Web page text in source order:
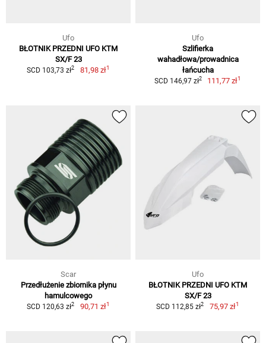
Ufo
BŁOTNIK PRZEDNI UFO KTM
SX/F 23
SCD 103,73 zł2 81,98 zł1
Ufo
Szlifierka
wahadłowa/prowadnica
łańcucha
SCD 146,97 zł2 111,77 zł1
Scar
Przedłużenie zbiornika płynu
hamulcowego
SCD 120,63 zł2 90,71 zł1
Ufo
BŁOTNIK PRZEDNI UFO KTM
SX/F 23
SCD 112,85 zł2 75,97 zł1